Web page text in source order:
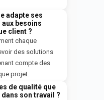
adapte ses
besoins
client ?
chaque
des solutions
compte des
projet.
de qualité que
dans son travail ?